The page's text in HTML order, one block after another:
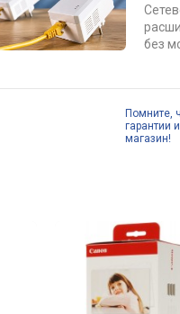
без
Помните,
гарантии
магазин!